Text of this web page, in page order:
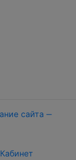
сайта ‒
Кабинет